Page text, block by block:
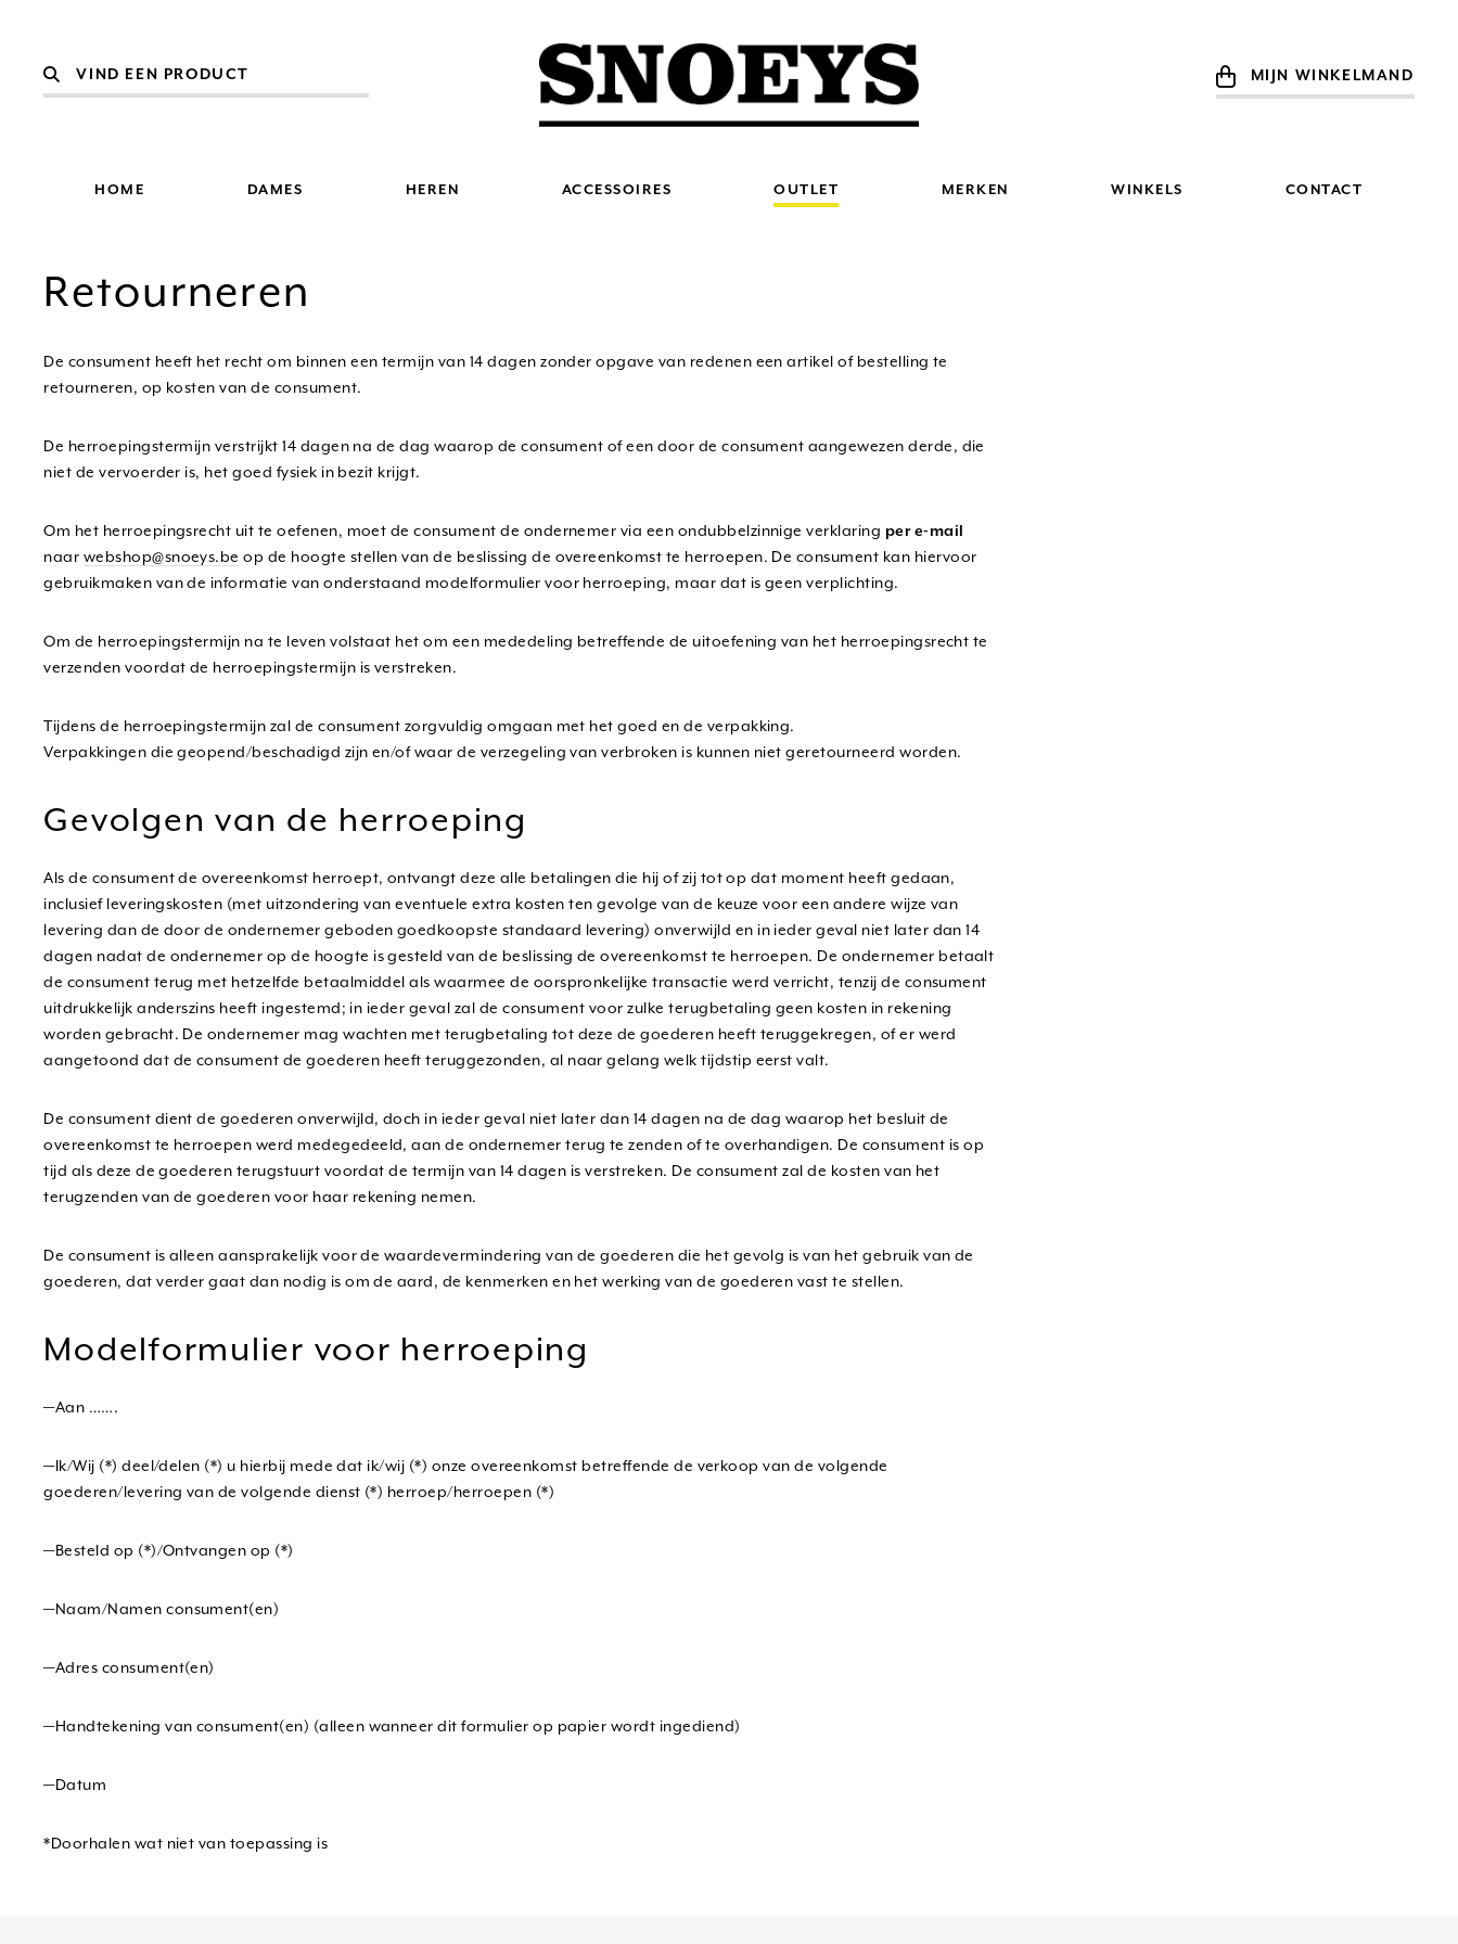
MIJN WINKELMAND
HOME DAMES HEREN ACCESSOIRES OUTLET MERKEN WINKELS CONTACT
Retourneren
De consument heeft het recht om binnen een termijn van 14 dagen zonder opgave van redenen een artikel of bestelling te
retourneren, op kosten van de consument.
De herroepingstermijn verstrijkt 14 dagen na de dag waarop de consument of een door de consument aangewezen derde, die
niet de vervoerder is, het goed fysiek in bezit krijgt.
Om het herroepingsrecht uit te oefenen, moet de consument de ondernemer via een ondubbelzinnige verklaring per e-mail
naar webshop@snoeys.be op de hoogte stellen van de beslissing de overeenkomst te herroepen. De consument kan hiervoor
gebruikmaken van de informatie van onderstaand modelformulier voor herroeping, maar dat is geen verplichting.
Om de herroepingstermijn na te leven volstaat het om een mededeling betreffende de uitoefening van het herroepingsrecht te
verzenden voordat de herroepingstermijn is verstreken.
Tijdens de herroepingstermijn zal de consument zorgvuldig omgaan met het goed en de verpakking.
Verpakkingen die geopend/beschadigd zijn en/of waar de verzegeling van verbroken is kunnen niet geretourneerd worden.
Gevolgen van de herroeping
Als de consument de overeenkomst herroept, ontvangt deze alle betalingen die hij of zij tot op dat moment heeft gedaan,
inclusief leveringskosten (met uitzondering van eventuele extra kosten ten gevolge van de keuze voor een andere wijze van
levering dan de door de ondernemer geboden goedkoopste standaard levering) onverwijld en in ieder geval niet later dan 14
dagen nadat de ondernemer op de hoogte is gesteld van de beslissing de overeenkomst te herroepen. De ondernemer betaalt
de consument terug met hetzelfde betaalmiddel als waarmee de oorspronkelijke transactie werd verricht, tenzij de consument
uitdrukkelijk anderszins heeft ingestemd; in ieder geval zal de consument voor zulke terugbetaling geen kosten in rekening
worden gebracht. De ondernemer mag wachten met terugbetaling tot deze de goederen heeft teruggekregen, of er werd
aangetoond dat de consument de goederen heeft teruggezonden, al naar gelang welk tijdstip eerst valt.
De consument dient de goederen onverwijld, doch in ieder geval niet later dan 14 dagen na de dag waarop het besluit de
overeenkomst te herroepen werd medegedeeld, aan de ondernemer terug te zenden of te overhandigen. De consument is op
tijd als deze de goederen terugstuurt voordat de termijn van 14 dagen is verstreken. De consument zal de kosten van het
terugzenden van de goederen voor haar rekening nemen.
De consument is alleen aansprakelijk voor de waardevermindering van de goederen die het gevolg is van het gebruik van de
goederen, dat verder gaat dan nodig is om de aard, de kenmerken en het werking van de goederen vast te stellen.
Modelformulier voor herroeping
—Aan …….
—Ik/Wij (*) deel/delen (*) u hierbij mede dat ik/wij (*) onze overeenkomst betreffende de verkoop van de volgende
goederen/levering van de volgende dienst (*) herroep/herroepen (*)
—Besteld op (*)/Ontvangen op (*)
—Naam/Namen consument(en)
—Adres consument(en)
—Handtekening van consument(en) (alleen wanneer dit formulier op papier wordt ingediend)
—Datum
*Doorhalen wat niet van toepassing is